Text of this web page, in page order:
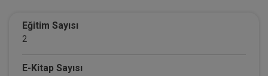
Eğitim Sayısı
2
E-Kitap Sayısı